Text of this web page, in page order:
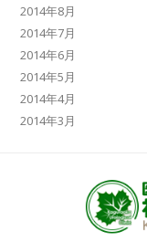
2014年8月
2014年7月
2014年6月
2014年5月
2014年4月
2014年3月